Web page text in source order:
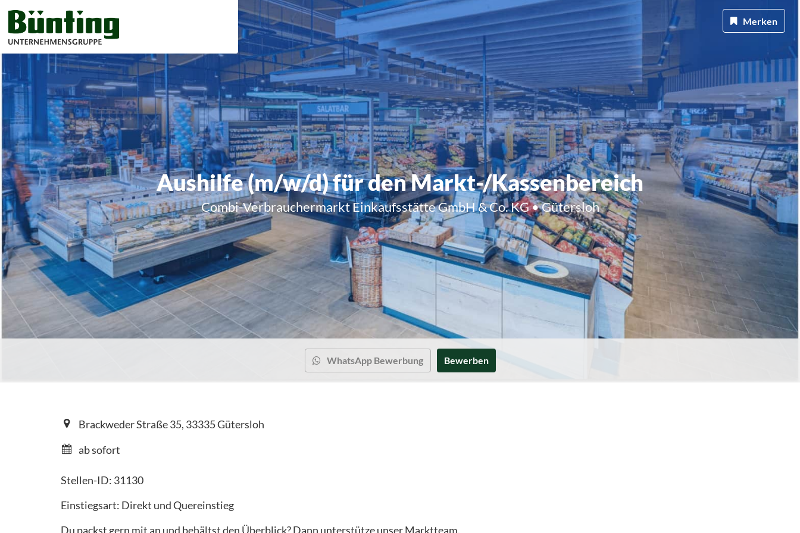
Aushilfe (m/w/d) für den Markt-/Kassenbereich
Combi-Verbrauchermarkt Einkaufsstätte GmbH & Co. KG • Gütersloh
Merken
WhatsApp Bewerbung Bewerben
Brackweder Straße 35, 33335 Gütersloh
ab sofort
Stellen-ID: 31130
Einstiegsart: Direkt und Quereinstieg
Du packst gern mit an und behältst den Überblick? Dann unterstütze unser Marktteam.